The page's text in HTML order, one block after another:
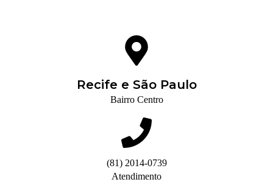
Recife e São Paulo
Bairro Centro
(81) 2014-0739
Atendimento